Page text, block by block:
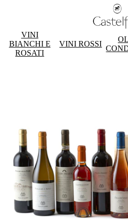
VINI
BIANCHI E
ROSATI
VINI ROSSI